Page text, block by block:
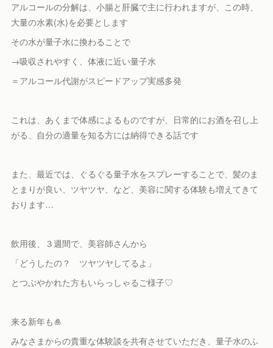
アルコールの分解は、小腸と肝臓で主に行われますが、この時、
大量の水素(水)を必要とします
その水が量子水に換わることで
→吸収されやすく、体液に近い量子水
＝アルコール代謝がスピードアップ実感多発
これは、あくまで体感によるものですが、日常的にお酒を召し上
がる、自分の適量を知る方には納得できる話です
また、最近では、ぐるぐる量子水をスプレーすることで、髪のま
とまりが良い、ツヤツヤ、など、美容に関する体験も増えてきて
おります…
飲用後、３週間で、美容師さんから
「どうしたの？ ツヤツヤしてるよ」
とつぶやかれた方もいらっしゃるご様子♡
来る新年も🎍
みなさまからの貴重な体験談を共有させていただき、量子水のふ